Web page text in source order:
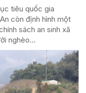
tiêu quốc gia
còn định hình một
sách an sinh xã
nghèo...